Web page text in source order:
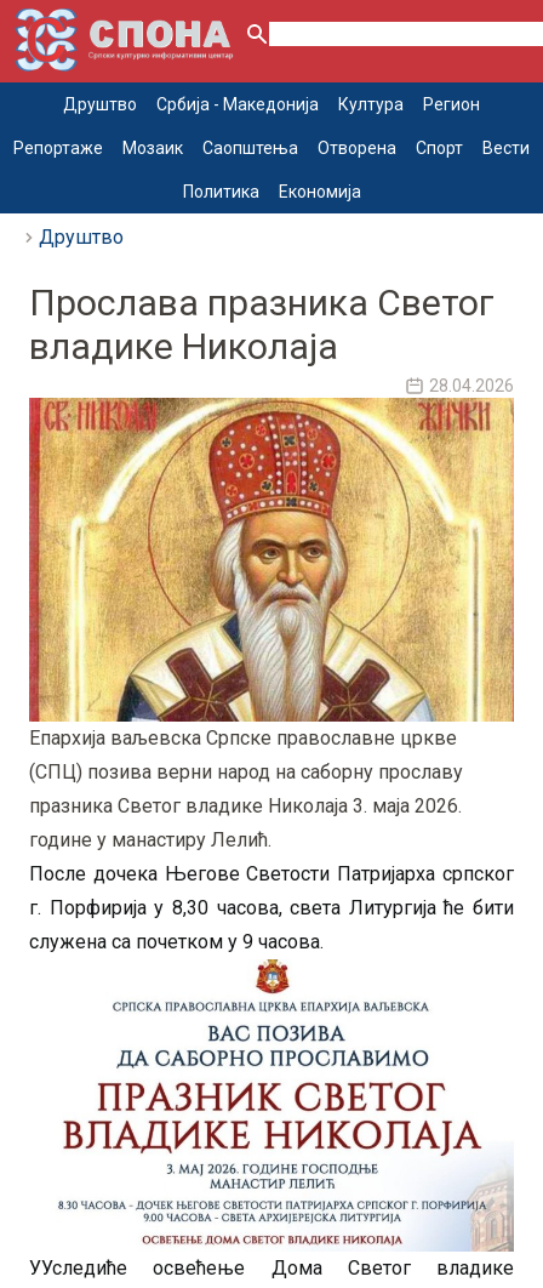
Друштво Србија - Македонија Култура Регион
Репортаже Мозаик Саопштења Отворена Спорт Вести
Политика Економија
Друштво
Прослава празника Светог
владике Николаја
28.04.2026
Епархија ваљевска Српске православне цркве
(СПЦ) позива верни народ на саборну прославу
празника Светог владике Николаја 3. маја 2026.
године у манастиру Лелић.
После дочека Његове Светости Патријарха српског
г. Порфирија у 8,30 часова, света Литургија ће бити
служена са почетком у 9 часова.
УУследиће освећење Дома Светог владике